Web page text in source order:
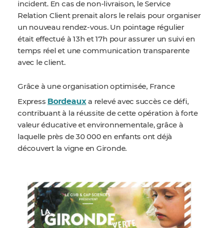
incident. En cas de non-livraison, le Service
Relation Client prenait alors le relais pour organiser
un nouveau rendez-vous. Un pointage régulier
était effectué à 13h et 17h pour assurer un suivi en
temps réel et une communication transparente
avec le client.
Grâce à une organisation optimisée, France
Express Bordeauxa relevé avec succès ce défi,
contribuant à la réussite de cette opération à forte
valeur éducative et environnementale, grâce à
laquelle près de 30 000 en enfants ont déjà
découvert la vigne en Gironde.